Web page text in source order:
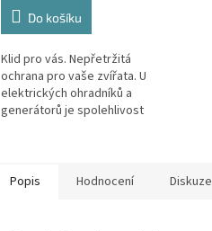
Do košíku
Klid pro vás. Nepřetržitá
ochrana pro vaše zvířata. U
elektrických ohradníků a
generátorů je spolehlivost
Popis Hodnocení Diskuze